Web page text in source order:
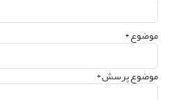
موضوع *
موضوع پرسش *